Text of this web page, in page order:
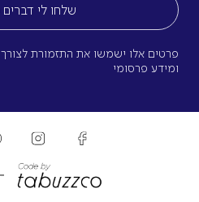
פרטים אלו ישמשו את התזמורת לצורך
ומידע פרסומי